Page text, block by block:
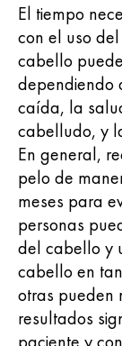
El tiempo
con el uso
cabello
dependiendo
caída, la
cabelludo, y
En general,
pelo de
meses para
personas
del cabello y
cabello en
otras pueden
resultados
paciente y